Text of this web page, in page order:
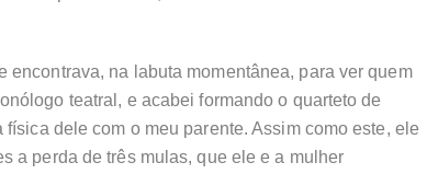
encontrava, na labuta momentânea, para ver quem
teatral, e acabei formando o quarteto de
dele com o meu parente. Assim como este, ele
a perda de três mulas, que ele e a mulher